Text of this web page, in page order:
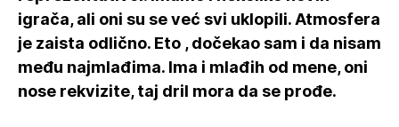
igrača, ali oni su se već svi uklopili. Atmosfera
je zaista odlično. Eto , dočekao sam i da nisam
među najmlađima. Ima i mlađih od mene, oni
nose rekvizite, taj dril mora da se prođe.